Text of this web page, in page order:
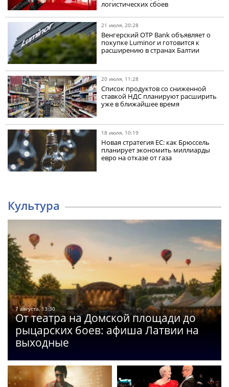
логистических сбоев
21 июля, 20:28
Венгерский OTP Bank объявляет о
покупке Luminor и готовится к
расширению в странах Балтии
20 июля, 11:28
Список продуктов со сниженной
ставкой НДС планируют расширить
уже в ближайшее время
18 июля, 10:19
Новая стратегия ЕС: как Брюссель
планирует экономить миллиарды
евро на отказе от газа
Культура
7 августа, 13:30
От театра на Домской площади до
рыцарских боев: афиша Латвии на
выходные